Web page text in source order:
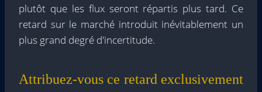
plutôt que les flux seront répartis plus tard. Ce
retard sur le marché introduit inévitablement un
plus grand degré d'incertitude.
Attribuez-vous ce retard exclusivement